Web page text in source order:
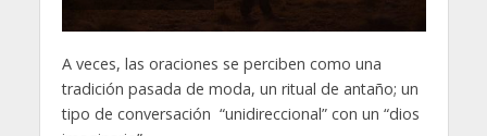
A veces, las oraciones se perciben como una
tradición pasada de moda, un ritual de antaño; un
tipo de conversación “unidireccional” con un “dios